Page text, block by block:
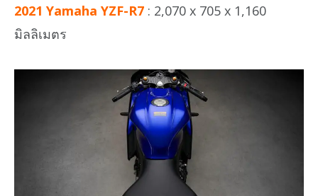
2021 Yamaha YZF-R7 : 2,070 x 705 x 1,160
มิลลิเมตร